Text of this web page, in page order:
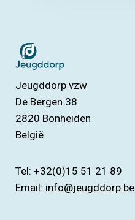
Jeugddorp vzw
De Bergen 38
2820 Bonheiden
België
Tel: +32(0)15 51 21 89
Email: info@jeugddorp.be